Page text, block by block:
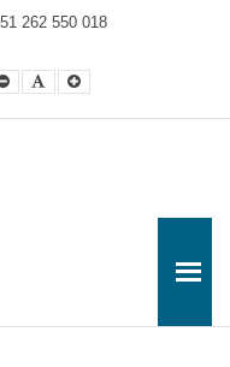
262 550 018
Smaller
Font
Letra
por
Letra
maior